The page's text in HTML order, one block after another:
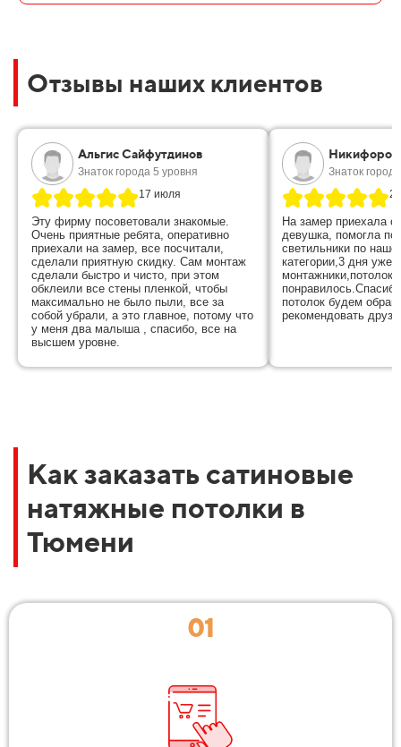
Отзывы наших клиентов
Альгис Сайфутдинов
Знаток города 5 уровня
17 июля
Эту фирму посоветовали знакомые.
Очень приятные ребята, оперативно
приехали на замер, все посчитали,
сделали приятную скидку. Сам монтаж
сделали быстро и чисто, при этом
обклеили все стены пленкой, чтобы
максимально не было пыли, все за
собой убрали, а это главное, потому что
у меня два малыша , спасибо, все на
высшем уровне.
Никифоров
Знаток
На замер приехала
девушка, помогла
светильники по
категории,3 дня уже
монтажники,потолок
потолок будем
рекомендовать
Как заказать сатиновые
натяжные потолки в
Тюмени
01